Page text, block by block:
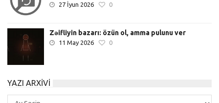
27 İyun 2026 0
Zəifliyin bazarı: özün ol, amma pulunu ver
11 May 2026 0
YAZI ARXIVI
Yazı